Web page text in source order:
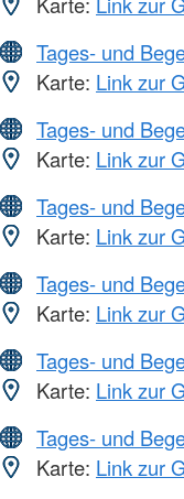
Tages- und
Karte: Link zur
Tages- und
Karte: Link zur
Tages- und
Karte: Link zur
Tages- und
Karte: Link zur
Tages- und
Karte: Link zur
Tages- und
Karte: Link zur